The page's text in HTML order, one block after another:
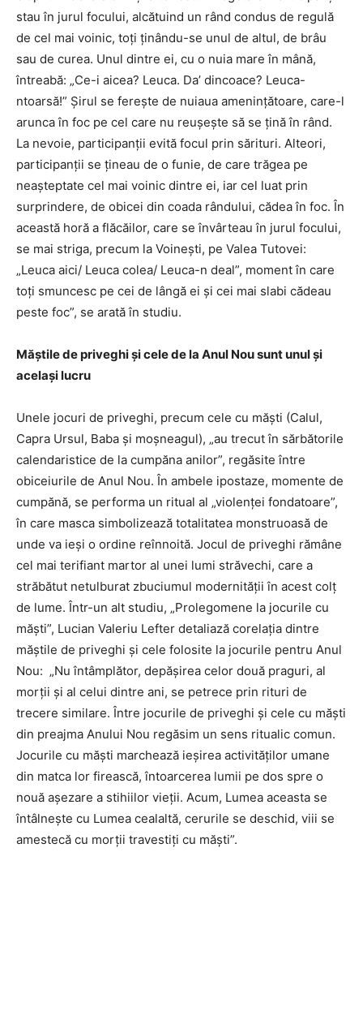
stau în jurul focului, alcătuind un rând condus de regulă
de cel mai voinic, toți ținându-se unul de altul, de brâu
sau de curea. Unul dintre ei, cu o nuia mare în mână,
întreabă: „Ce-i aicea? Leuca. Da’ dincoace? Leuca-
ntoarsă!” Șirul se ferește de nuiaua amenințătoare, care-l
arunca în foc pe cel care nu reușește să se țină în rând.
La nevoie, participanții evită focul prin sărituri. Alteori,
participanții se țineau de o funie, de care trăgea pe
neașteptate cel mai voinic dintre ei, iar cel luat prin
surprindere, de obicei din coada rândului, cădea în foc. În
această horă a flăcăilor, care se învârteau în jurul focului,
se mai striga, precum la Voinești, pe Valea Tutovei:
„Leuca aici/ Leuca colea/ Leuca-n deal”, moment în care
toţi smuncesc pe cei de lângă ei și cei mai slabi cădeau
peste foc”, se arată în studiu.
Măștile de priveghi și cele de la Anul Nou sunt unul și
același lucru
Unele jocuri de priveghi, precum cele cu măști (Calul,
Capra Ursul, Baba și moșneagul), „au trecut în sărbătorile
calendaristice de la cumpăna anilor”, regăsite între
obiceiurile de Anul Nou. În ambele ipostaze, momente de
cumpănă, se performa un ritual al „violenței fondatoare”,
în care masca simbolizează totalitatea monstruoasă de
unde va ieși o ordine reînnoită. Jocul de priveghi rămâne
cel mai terifiant martor al unei lumi străvechi, care a
străbătut netulburat zbuciumul modernității în acest colț
de lume. Într-un alt studiu, „Prolegomene la jocurile cu
măști”, Lucian Valeriu Lefter detaliază corelația dintre
măștile de priveghi și cele folosite la jocurile pentru Anul
Nou: „Nu întâmplător, depăşirea celor două praguri, al
morţii şi al celui dintre ani, se petrece prin rituri de
trecere similare. Între jocurile de priveghi şi cele cu măşti
din preajma Anului Nou regăsim un sens ritualic comun.
Jocurile cu măşti marchează ieşirea activităţilor umane
din matca lor firească, întoarcerea lumii pe dos spre o
nouă aşezare a stihiilor vieţii. Acum, Lumea aceasta se
întâlneşte cu Lumea cealaltă, cerurile se deschid, viii se
amestecă cu morţii travestiţi cu măşti”.